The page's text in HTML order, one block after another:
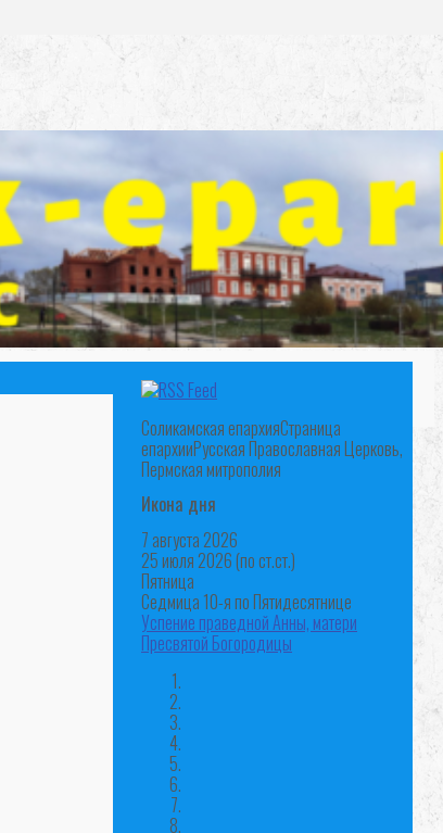
Соликамская епархияСтраница
епархииРусская Православная Церковь,
Пермская митрополия
Икона дня
7 августа 2026
25 июля 2026 (по ст.ст.)
Пятница
Седмица 10-я по Пятидесятнице
Успение праведной Анны, матери
Пресвятой Богородицы